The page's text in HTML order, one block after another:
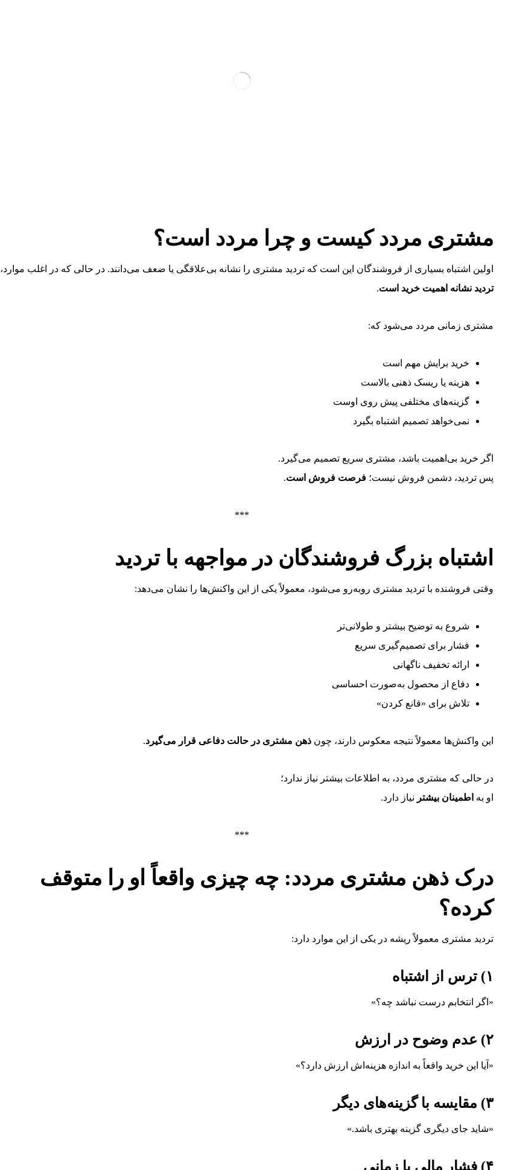
مشتری مردد کیست و چرا مردد است؟
اولین اشتباه بسیاری از فروشندگان این است که تردید مشتری را نشانه بی‌علاقگی یا ضعف می‌دانند. در حالی که در اغلب موارد،
تردید نشانه اهمیت خرید است.
مشتری زمانی مردد می‌شود که:
خرید برایش مهم است
هزینه یا ریسک ذهنی بالاست
گزینه‌های مختلفی پیش روی اوست
نمی‌خواهد تصمیم اشتباه بگیرد
اگر خرید بی‌اهمیت باشد، مشتری سریع تصمیم می‌گیرد.
پس تردید، دشمن فروش نیست؛ فرصت فروش است.
***
اشتباه بزرگ فروشندگان در مواجهه با تردید
وقتی فروشنده با تردید مشتری روبه‌رو می‌شود، معمولاً یکی از این واکنش‌ها را نشان می‌دهد:
شروع به توضیح بیشتر و طولانی‌تر
فشار برای تصمیم‌گیری سریع
ارائه تخفیف ناگهانی
دفاع از محصول به‌صورت احساسی
تلاش برای «قانع کردن»
این واکنش‌ها معمولاً نتیجه معکوس دارند، چون ذهن مشتری در حالت دفاعی قرار می‌گیرد.
در حالی که مشتری مردد، به اطلاعات بیشتر نیاز ندارد؛
او به اطمینان بیشتر نیاز دارد.
***
درک ذهن مشتری مردد: چه چیزی واقعاً او را متوقف
کرده؟
تردید مشتری معمولاً ریشه در یکی از این موارد دارد:
۱) ترس از اشتباه
«اگر انتخابم درست نباشد چه؟»
۲) عدم وضوح در ارزش
«آیا این خرید واقعاً به اندازه هزینه‌اش ارزش دارد؟»
۳) مقایسه با گزینه‌های دیگر
«شاید جای دیگری گزینه بهتری باشد.»
۴) فشار مالی یا زمانی